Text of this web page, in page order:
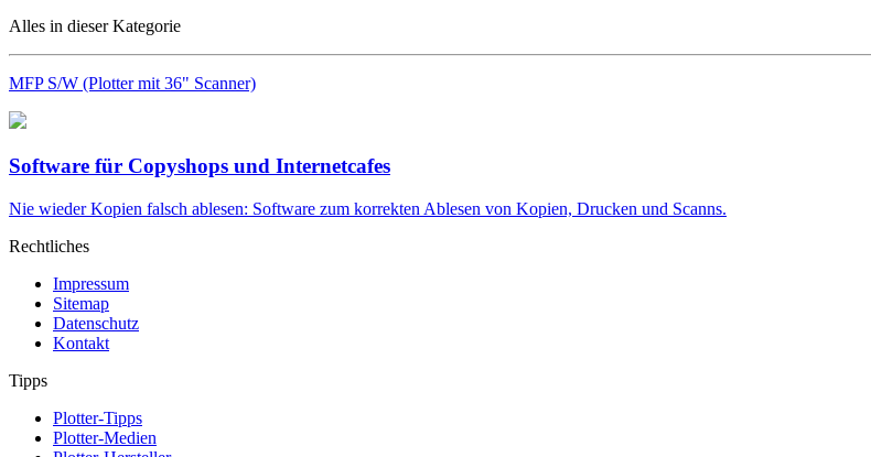
Alles in dieser Kategorie
MFP S/W (Plotter mit 36" Scanner)
Software für Copyshops und Internetcafes
Nie wieder Kopien falsch ablesen: Software zum korrekten Ablesen von Kopien, Drucken und Scanns.
Rechtliches
Impressum
Sitemap
Datenschutz
Kontakt
Tipps
Plotter-Tipps
Plotter-Medien